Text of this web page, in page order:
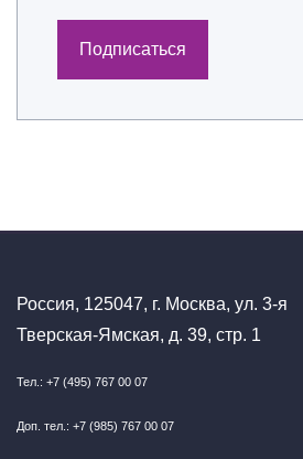
Подписаться
Россия, 125047, г. Москва, ул. 3-я
Тверская-Ямская, д. 39, стр. 1
Тел.: +7 (495) 767 00 07
Доп. тел.: +7 (985) 767 00 07